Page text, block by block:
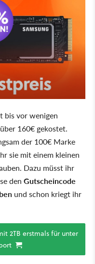
bis vor wenigen
160€ gekostet.
der 100€ Marke
sie mit einem kleinen
Dazu müsst ihr
den Gutscheincode
und schon kriegt ihr
2TB erstmals für unter